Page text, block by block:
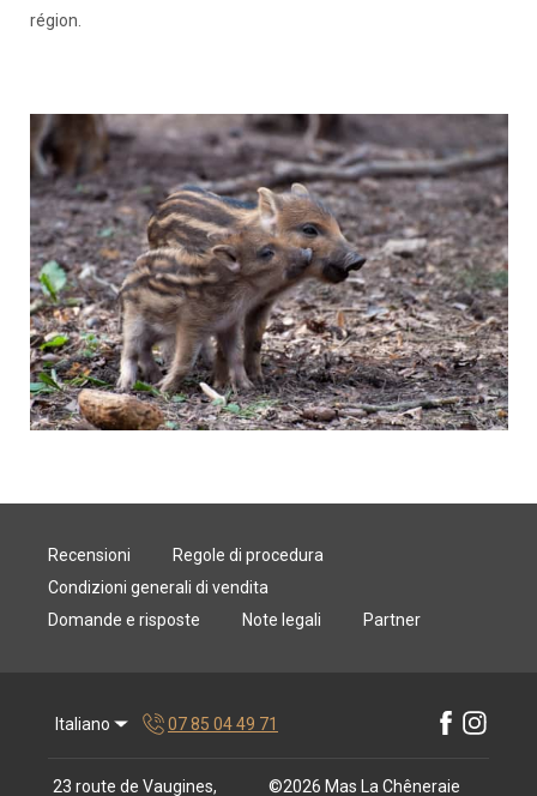
région.
Recensioni
Regole di procedura
Condizioni generali di vendita
Domande e risposte
Note legali Partner
Italiano 07 85 04 49 71
23 route de Vaugines, ©2026 Mas La Chêneraie